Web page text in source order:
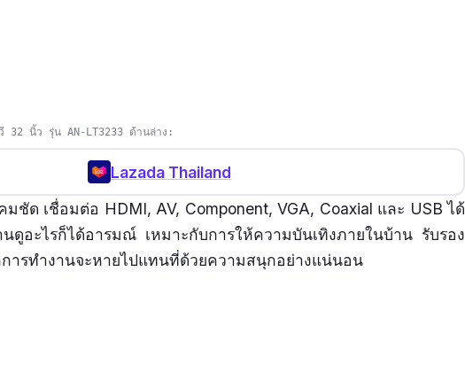
32 นิ้ว รุ่น AN-LT3233 ด้านล่าง:
Lazada Thailand
ชัด เชื่อมต่อ HDMI, AV, Component, VGA, Coaxial และ USB ได้
นดูอะไรก็ได้อารมณ์ เหมาะกับการให้ความบันเทิงภายในบ้าน รับรอง
ารทำงานจะหายไปแทนที่ด้วยความสนุกอย่างแน่นอน